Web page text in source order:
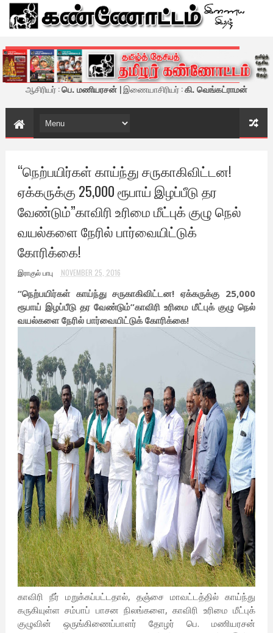
கண்ணோட்டம் - இணைய இதழ்
ஆசிரியர் :பெ. மணியரசன் | இணையாசிரியர் :கி. வெங்கட்ராமன்
“நெற்பயிர்கள் காய்ந்து சருகாகிவிட்டன!
ஏக்கருக்கு 25,000 ரூபாய் இழப்பீடு தர
வேண்டும்”காவிரி உரிமை மீட்புக் குழு நெல்
வயல்களை நேரில் பார்வையிட்டுக்
கோரிக்கை!
இராகுல் பாபு NOVEMBER 25, 2016
“நெற்பயிர்கள் காய்ந்து சருகாகிவிட்டன! ஏக்கருக்கு 25,000
ரூபாய் இழப்பீடு தர வேண்டும்”காவிரி உரிமை மீட்புக் குழு நெல்
வயல்களை நேரில் பார்வையிட்டுக் கோரிக்கை!
காவிரி நீர் மறுக்கப்பட்டதால், தஞ்சை மாவட்டத்தில் காய்ந்து
கருகியுள்ள சம்பாப் பாசன நிலங்களை, காவிரி உரிமை மீட்புக்
குழுவின் ஒருங்கிணைப்பாளர் தோழர் பெ. மணியரசன்